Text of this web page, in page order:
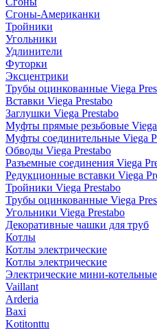
Сгоны-Американки
Тройники
Угольники
Удлинители
Футорки
Эксцентрики
Трубы оцинкованные Viega
Вставки Viega Prestabo
Заглушки Viega Prestabo
Муфты прямые резьбовые Viega
Муфты соединительные Viega
Обводы Viega Prestabo
Разъемные соединения Viega
Редукционные вставки Viega
Тройники Viega Prestabo
Трубы оцинкованные Viega
Угольники Viega Prestabo
Декоративные чашки для труб
Котлы
Котлы электрические
Котлы электрические
Электрические мини-котельные
Vaillant
Arderia
Baxi
Kotitonttu